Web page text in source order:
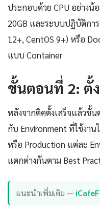
ประกอบด้วย CPU อย่างน้
20GB และระบบปฏิบัติกา
12+, CentOS 9+) หรือ
แบบ Container
ขั้นตอนที่ 2: ตั้
หลังจากติดตั้งเสร็จแล้วขั้
กับ Environment ที่ใช้งาน
หรือ Production แต่ละ
แตกต่างกันตาม Best
แนะนำเพิ่มเติม —